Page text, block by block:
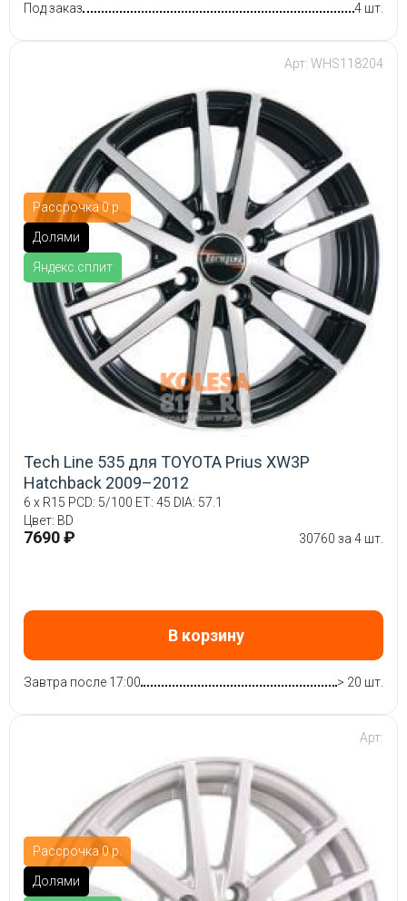
Под заказ
4 шт.
Рассрочка 0 р.
Долями
Яндекс.сплит
Арт: WHS118204
Tech Line 535 для TOYOTA Prius XW3P
Hatchback 2009–2012
6 x R15 PCD: 5/100 ET: 45 DIA: 57.1
Цвет: BD
7690 ₽ 30760 за 4 шт.
В корзину
Завтра после 17:00 > 20 шт.
Рассрочка 0 р.
Долями
Арт: